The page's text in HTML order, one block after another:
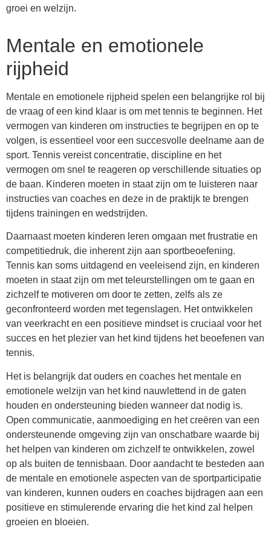
groei en welzijn.
Mentale en emotionele
rijpheid
Mentale en emotionele rijpheid spelen een belangrijke rol bij
de vraag of een kind klaar is om met tennis te beginnen. Het
vermogen van kinderen om instructies te begrijpen en op te
volgen, is essentieel voor een succesvolle deelname aan de
sport. Tennis vereist concentratie, discipline en het
vermogen om snel te reageren op verschillende situaties op
de baan. Kinderen moeten in staat zijn om te luisteren naar
instructies van coaches en deze in de praktijk te brengen
tijdens trainingen en wedstrijden.
Daarnaast moeten kinderen leren omgaan met frustratie en
competitiedruk, die inherent zijn aan sportbeoefening.
Tennis kan soms uitdagend en veeleisend zijn, en kinderen
moeten in staat zijn om met teleurstellingen om te gaan en
zichzelf te motiveren om door te zetten, zelfs als ze
geconfronteerd worden met tegenslagen. Het ontwikkelen
van veerkracht en een positieve mindset is cruciaal voor het
succes en het plezier van het kind tijdens het beoefenen van
tennis.
Het is belangrijk dat ouders en coaches het mentale en
emotionele welzijn van het kind nauwlettend in de gaten
houden en ondersteuning bieden wanneer dat nodig is.
Open communicatie, aanmoediging en het creëren van een
ondersteunende omgeving zijn van onschatbare waarde bij
het helpen van kinderen om zichzelf te ontwikkelen, zowel
op als buiten de tennisbaan. Door aandacht te besteden aan
de mentale en emotionele aspecten van de sportparticipatie
van kinderen, kunnen ouders en coaches bijdragen aan een
positieve en stimulerende ervaring die het kind zal helpen
groeien en bloeien.